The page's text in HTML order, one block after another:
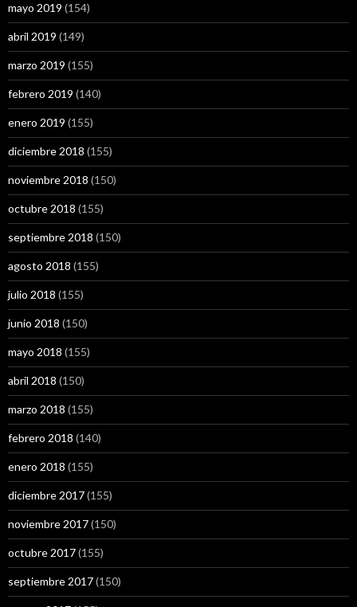
mayo 2019 (154)
abril 2019 (149)
marzo 2019 (155)
febrero 2019 (140)
enero 2019 (155)
diciembre 2018 (155)
noviembre 2018 (150)
octubre 2018 (155)
septiembre 2018 (150)
agosto 2018 (155)
julio 2018 (155)
junio 2018 (150)
mayo 2018 (155)
abril 2018 (150)
marzo 2018 (155)
febrero 2018 (140)
enero 2018 (155)
diciembre 2017(155)
noviembre 2017(150)
octubre 2017(155)
septiembre 2017(150)